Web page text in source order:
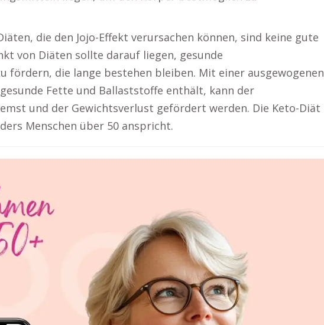
die den Jojo-Effekt verursachen können, sind keine gute
von Diäten sollte darauf liegen, gesunde
fördern, die lange bestehen bleiben. Mit einer ausgewogenen
Fette und Ballaststoffe enthält, kann der
und der Gewichtsverlust gefördert werden. Die Keto-Diät
Menschen über 50 anspricht.